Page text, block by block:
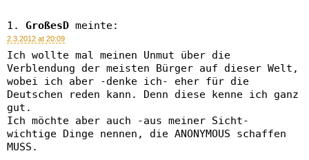
GroßesD meinte:
2.3.2012 at 20:09
Ich wollte mal meinen Unmut über die
Verblendung der meisten Bürger auf dieser Welt,
wobei ich aber -denke ich- eher für die
Deutschen reden kann. Denn diese kenne ich ganz
gut.
Ich möchte aber auch -aus meiner Sicht-
wichtige Dinge nennen, die ANONYMOUS schaffen
MUSS.